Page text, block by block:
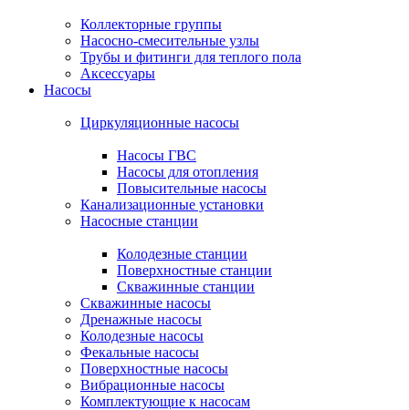
Коллекторные группы
Насосно-смесительные узлы
Трубы и фитинги для теплого пола
Аксессуары
Насосы
Циркуляционные насосы
Насосы ГВС
Насосы для отопления
Повысительные насосы
Канализационные установки
Насосные станции
Колодезные станции
Поверхностные станции
Скважинные станции
Скважинные насосы
Дренажные насосы
Колодезные насосы
Фекальные насосы
Поверхностные насосы
Вибрационные насосы
Комплектующие к насосам